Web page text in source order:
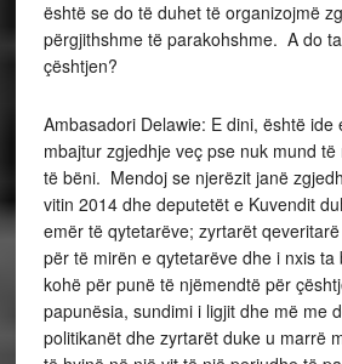
është se do të duhet të organizojmë
përgjithshme të parakohshme. A do
çështjen?
Ambasadori Delawie: E dini, është ide
mbajtur zgjedhje veç pse nuk mund
të bëni. Mendoj se njerëzit janë
vitin 2014 dhe deputetët e Kuvendit
emër të qytetarëve; zyrtarët
për të mirën e qytetarëve dhe i nxis
kohë për punë të njëmendtë për
papunësia, sundimi i ligjit dhe më me
politikanët dhe zyrtarët duke u marrë